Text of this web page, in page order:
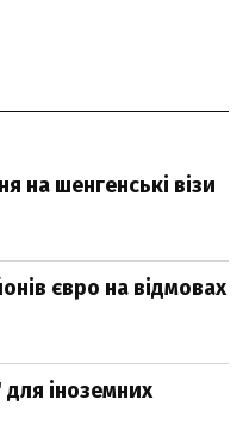
на шенгенські візи
євро на відмовах
для іноземних